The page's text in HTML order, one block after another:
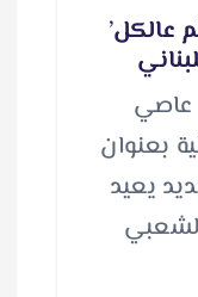
عالكل’
عاصي
بعنوان
يعيد